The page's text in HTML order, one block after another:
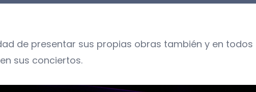
de presentar sus propias obras también y en todos
sus conciertos.